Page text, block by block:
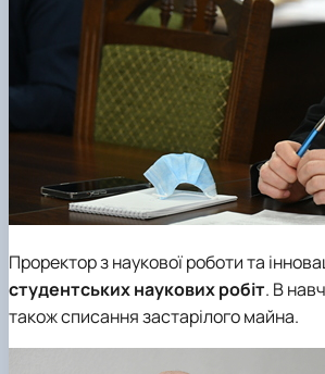
Проректор з наукової роботи та
студентських наукових робіт. В
також списання застарілого майна.